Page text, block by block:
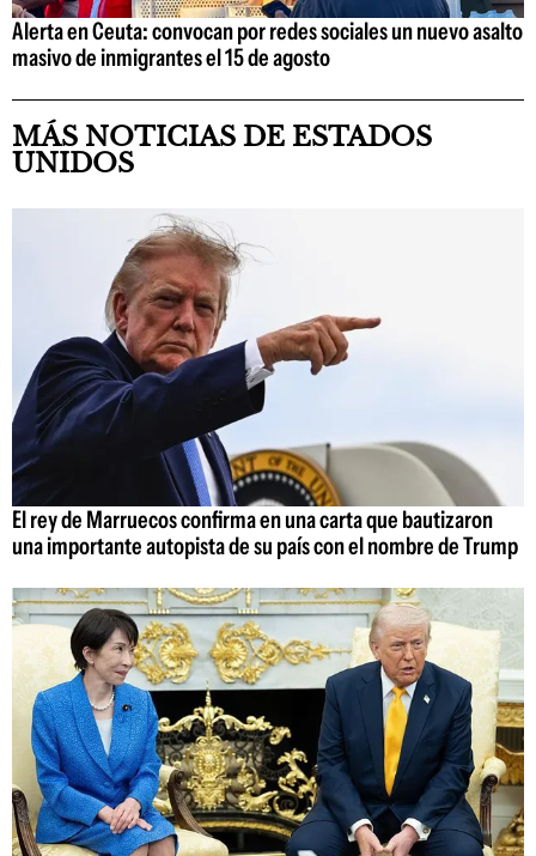
Alerta en Ceuta: convocan por redes sociales un nuevo asalto
masivo de inmigrantes el 15 de agosto
MÁS NOTICIAS DE ESTADOS
UNIDOS
El rey de Marruecos confirma en una carta que bautizaron
una importante autopista de su país con el nombre de Trump